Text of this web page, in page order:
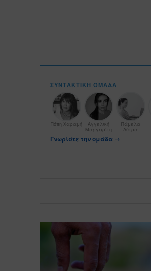
ΣΥΝΤΑΚΤΙΚΉ ΟΜΆΔΑ
Πόπη Χαραμή
Αγγελική
Μαργαρίτη
Πάμελα
Λύτρα
Γνωρίστε την ομάδα →